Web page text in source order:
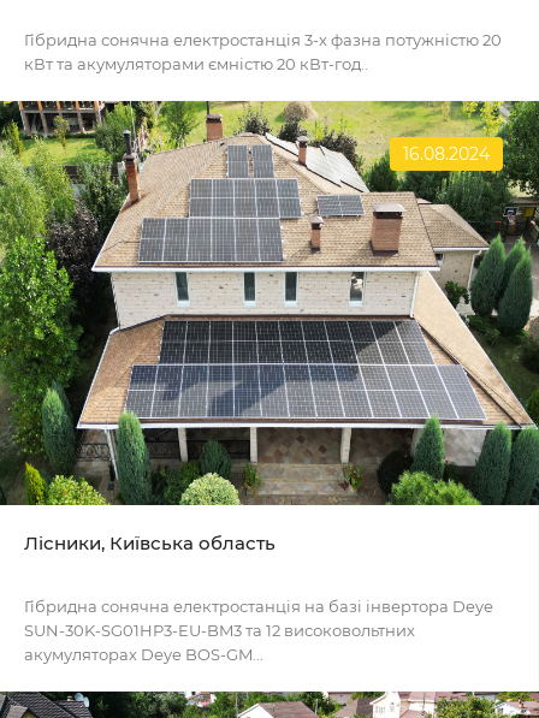
Гібридна сонячна електростанція 3-х фазна потужністю 20
кВт та акумуляторами ємністю 20 кВт-год..
16.08.2024
Лісники, Київська область
Гібридна сонячна електростанція на базі інвертора Deye
SUN-30K-SG01HP3-EU-BM3 та 12 високовольтних
акумуляторах Deye BOS-GM...